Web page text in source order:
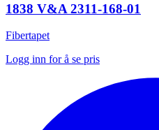
1838 V&A 2311-168-01
Fibertapet
Logg inn for å se pris